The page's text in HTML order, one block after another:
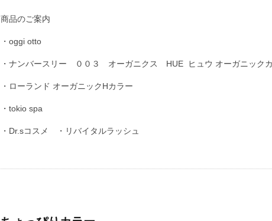
商品のご案内
・oggi otto
・ナンバースリー ００３ オーガニクス HUE ヒュウ オーガニック
・ローランド オーガニックHカラー
・tokio spa
・Dr.sコスメ ・リバイタルラッシュ